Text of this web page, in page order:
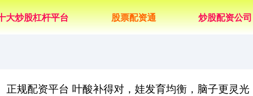
大炒股杠杆平台 股票配资通 炒股配资公司
正规配资平台 叶酸补得对，娃发育均衡，脑子更灵光